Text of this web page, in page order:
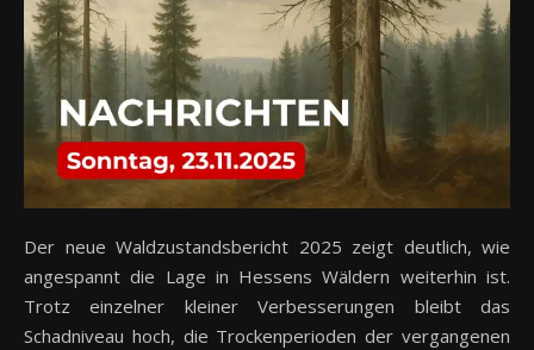
Der neue Waldzustandsbericht 2025 zeigt deutlich, wie
angespannt die Lage in Hessens Wäldern weiterhin ist.
Trotz einzelner kleiner Verbesserungen bleibt das
Schadniveau hoch, die Trockenperioden der vergangenen